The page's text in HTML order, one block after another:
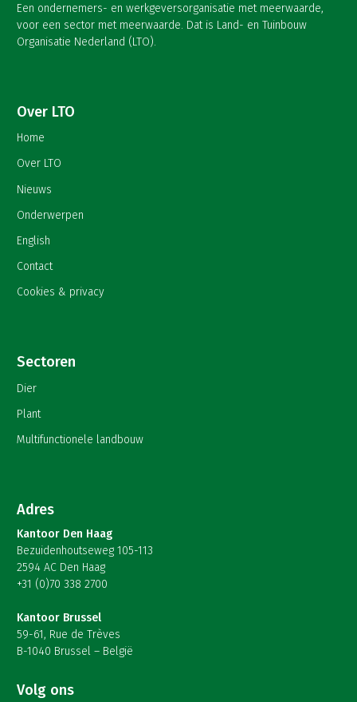
Een ondernemers- en werkgeversorganisatie met meerwaarde,
voor een sector met meerwaarde. Dat is Land- en Tuinbouw
Organisatie Nederland (LTO).
Over LTO
Home
Over LTO
Nieuws
Onderwerpen
English
Contact
Cookies & privacy
Sectoren
Dier
Plant
Multifunctionele landbouw
Adres
Kantoor Den Haag
Bezuidenhoutseweg 105-113
2594 AC Den Haag
+31 (0)70 338 2700
Kantoor Brussel
59-61, Rue de Trèves
B-1040 Brussel – België
Volg ons